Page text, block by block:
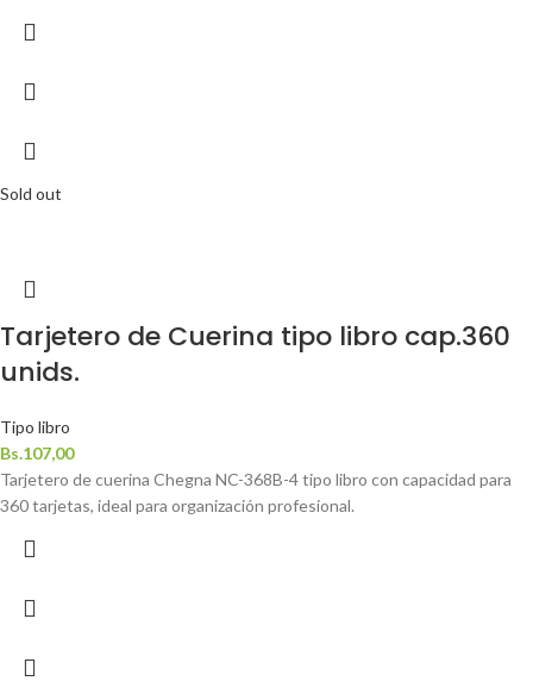
Sold out
Tarjetero de Cuerina tipo libro cap.360
unids.
Tipo libro
Bs.107,00
Tarjetero de cuerina Chegna NC-368B-4 tipo libro con capacidad para
360 tarjetas, ideal para organización profesional.